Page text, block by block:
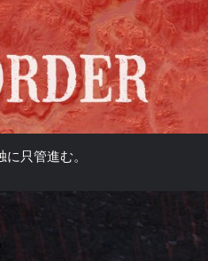
只管進む。